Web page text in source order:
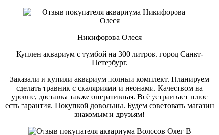
Никифорова Олеся
Куплен аквариум с тумбой на 300 литров. город Санкт-
Петербург.
Заказали и купили аквариум полный комплект. Планируем
сделать травник с скаляриями и неонами. Качеством на
уровне, доставка также оперативная. Всё устраивает плюс
есть гарантия. Покупкой довольны. Будем советовать магазин
знакомым и друзьям!